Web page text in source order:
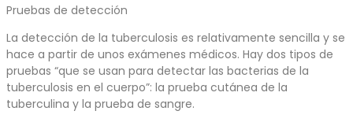
Pruebas de detección
La detección de la tuberculosis es relativamente sencilla y se
hace a partir de unos exámenes médicos. Hay dos tipos de
pruebas “que se usan para detectar las bacterias de la
tuberculosis en el cuerpo”: la prueba cutánea de la
tuberculina y la prueba de sangre.